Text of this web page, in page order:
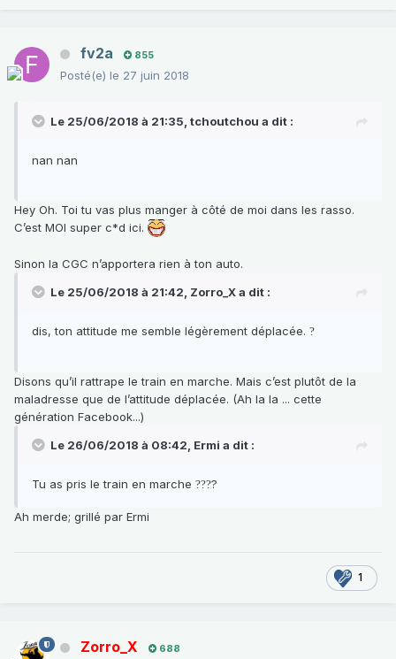
fv2a 855
Posté(e) le 27 juin 2018
Le 25/06/2018 à 21:35, tchoutchou a dit :
nan nan
Hey Oh. Toi tu vas plus manger à côté de moi dans les rasso.
C’est MOI super c*d ici.
Sinon la CGC n’apportera rien à ton auto.
Le 25/06/2018 à 21:42, Zorro_Xa dit :
dis, ton attitude me semble légèrement déplacée. ?
Disons qu’il rattrape le train en marche. Mais c’est plutôt de la
maladresse que de l’attitude déplacée. (Ah la la ... cette
génération Facebook...)
Le 26/06/2018 à 08:42, Ermi a dit :
Tu as pris le train en marche ????
Ah merde; grillé par Ermi
1
Zorro_X 688